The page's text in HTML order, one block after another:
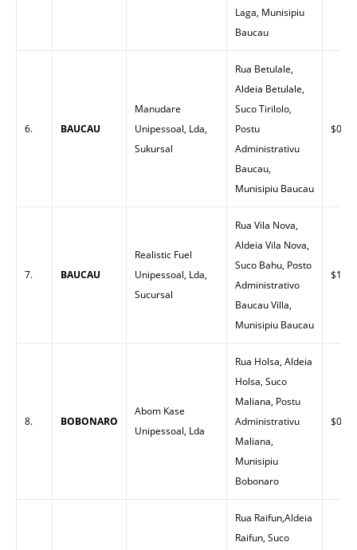
Laga, Munisipiu
Baucau
6. BAUCAU
Manudare
Unipessoal, Lda,
Sukursal
Rua Betulale,
Aldeia Betulale,
Suco Tirilolo,
Postu
Administrativu
Baucau,
Munisipiu Baucau
$0.00
7. BAUCAU
Realistic Fuel
Unipessoal, Lda,
Sucursal
Rua Vila Nova,
Aldeia Vila Nova,
Suco Bahu, Posto
Administrativo
Baucau Villa,
Munisipiu Baucau
$1.47
8. BOBONARO
Abom Kase
Unipessoal, Lda
Rua Holsa, Aldeia
Holsa, Suco
Maliana, Postu
Administrativu
Maliana,
Munisipiu
Bobonaro
$0.00
Rua Raifun,Aldeia
Raifun, Suco